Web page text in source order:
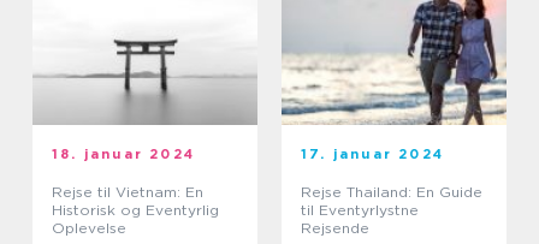
18. januar 2024
Rejse til Vietnam: En
Historisk og Eventyrlig
Oplevelse
17. januar 2024
Rejse Thailand: En Guide
til Eventyrlystne
Rejsende